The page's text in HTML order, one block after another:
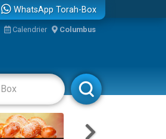
WhatsApp Torah-Box
Calendrier Columbus
Rabbanim